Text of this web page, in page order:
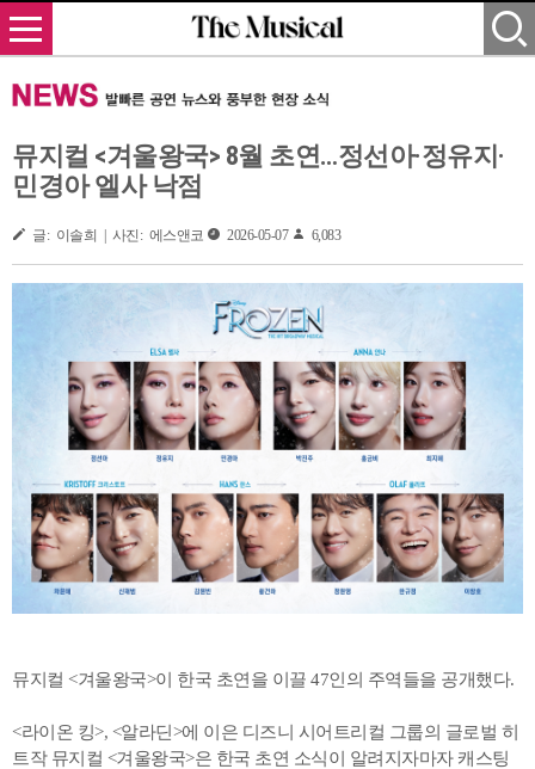
뮤지컬 <겨울왕국> 8월 초연…정선아·정유지·
민경아 엘사 낙점
글: 이솔희 | 사진: 에스앤코 2026-05-07 6,083
뮤지컬 <겨울왕국>이 한국 초연을 이끌 47인의 주역들을 공개했다.
<라이온 킹>, <알라딘>에 이은 디즈니 시어트리컬 그룹의 글로벌 히
트작 뮤지컬 <겨울왕국>은 한국 초연 소식이 알려지자마자 캐스팅